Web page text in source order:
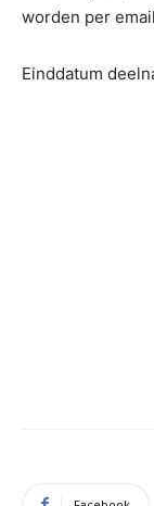
worden per
Einddatum